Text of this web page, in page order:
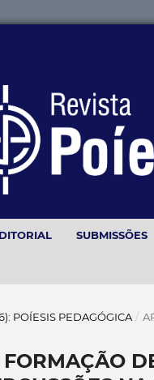
SUBMISSÕES
POÍESIS PEDAGÓGICA /